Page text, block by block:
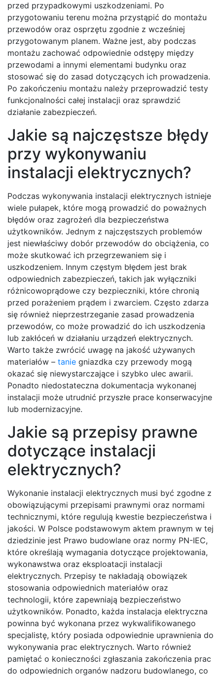
przed przypadkowymi uszkodzeniami. Po
przygotowaniu terenu można przystąpić do montażu
przewodów oraz osprzętu zgodnie z wcześniej
przygotowanym planem. Ważne jest, aby podczas
montażu zachować odpowiednie odstępy między
przewodami a innymi elementami budynku oraz
stosować się do zasad dotyczących ich prowadzenia.
Po zakończeniu montażu należy przeprowadzić testy
funkcjonalności całej instalacji oraz sprawdzić
działanie zabezpieczeń.
Jakie są najczęstsze błędy
przy wykonywaniu
instalacji elektrycznych?
Podczas wykonywania instalacji elektrycznych istnieje
wiele pułapek, które mogą prowadzić do poważnych
błędów oraz zagrożeń dla bezpieczeństwa
użytkowników. Jednym z najczęstszych problemów
jest niewłaściwy dobór przewodów do obciążenia, co
może skutkować ich przegrzewaniem się i
uszkodzeniem. Innym częstym błędem jest brak
odpowiednich zabezpieczeń, takich jak wyłączniki
różnicowoprądowe czy bezpieczniki, które chronią
przed porażeniem prądem i zwarciem. Często zdarza
się również nieprzestrzeganie zasad prowadzenia
przewodów, co może prowadzić do ich uszkodzenia
lub zakłóceń w działaniu urządzeń elektrycznych.
Warto także zwrócić uwagę na jakość używanych
materiałów – tanie gniazdka czy przewody mogą
okazać się niewystarczające i szybko ulec awarii.
Ponadto niedostateczna dokumentacja wykonanej
instalacji może utrudnić przyszłe prace konserwacyjne
lub modernizacyjne.
Jakie są przepisy prawne
dotyczące instalacji
elektrycznych?
Wykonanie instalacji elektrycznych musi być zgodne z
obowiązującymi przepisami prawnymi oraz normami
technicznymi, które regulują kwestie bezpieczeństwa i
jakości. W Polsce podstawowym aktem prawnym w tej
dziedzinie jest Prawo budowlane oraz normy PN-IEC,
które określają wymagania dotyczące projektowania,
wykonawstwa oraz eksploatacji instalacji
elektrycznych. Przepisy te nakładają obowiązek
stosowania odpowiednich materiałów oraz
technologii, które zapewniają bezpieczeństwo
użytkowników. Ponadto, każda instalacja elektryczna
powinna być wykonana przez wykwalifikowanego
specjalistę, który posiada odpowiednie uprawnienia do
wykonywania prac elektrycznych. Warto również
pamiętać o konieczności zgłaszania zakończenia prac
do odpowiednich organów nadzoru budowlanego, co